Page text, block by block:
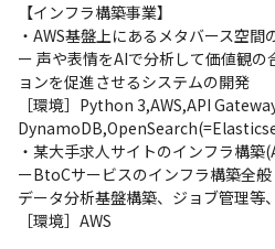
【インフラ構築事業】
・AWS基盤上にあるメタバース空間
ー 声や表情をAIで分析して価値観
ョンを促進させるシステムの開発
［環境］Python 3,AWS,API
・某大手求人サイトのインフラ構築
ーBtoCサービスのインフラ構築全般
データ分析基盤構築、ジョブ管理等
［環境］AWS